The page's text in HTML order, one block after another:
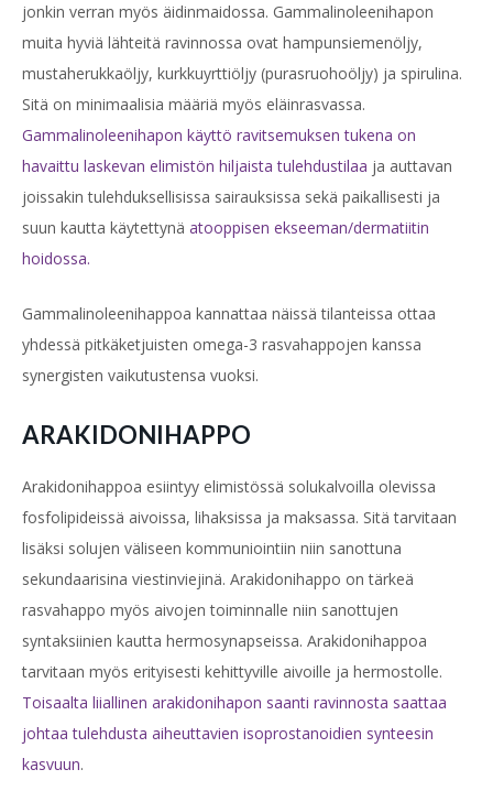
jonkin verran myös äidinmaidossa. Gammalinoleenihapon
muita hyviä lähteitä ravinnossa ovat hampunsiemenöljy,
mustaherukkaöljy, kurkkuyrttiöljy (purasruohoöljy) ja spirulina.
Sitä on minimaalisia määriä myös eläinrasvassa.
Gammalinoleenihapon käyttö ravitsemuksen tukena on
havaittu laskevan elimistön hiljaista tulehdustilaa ja auttavan
joissakin tulehduksellisissa sairauksissa sekä paikallisesti ja
suun kautta käytettynä atooppisen ekseeman/dermatiitin
hoidossa.
Gammalinoleenihappoa kannattaa näissä tilanteissa ottaa
yhdessä pitkäketjuisten omega-3 rasvahappojen kanssa
synergisten vaikutustensa vuoksi.
ARAKIDONIHAPPO
Arakidonihappoa esiintyy elimistössä solukalvoilla olevissa
fosfolipideissä aivoissa, lihaksissa ja maksassa. Sitä tarvitaan
lisäksi solujen väliseen kommuniointiin niin sanottuna
sekundaarisina viestinviejinä. Arakidonihappo on tärkeä
rasvahappo myös aivojen toiminnalle niin sanottujen
syntaksiinien kautta hermosynapseissa. Arakidonihappoa
tarvitaan myös erityisesti kehittyville aivoille ja hermostolle.
Toisaalta liiallinen arakidonihapon saanti ravinnosta saattaa
johtaa tulehdusta aiheuttavien isoprostanoidien synteesin
kasvuun.